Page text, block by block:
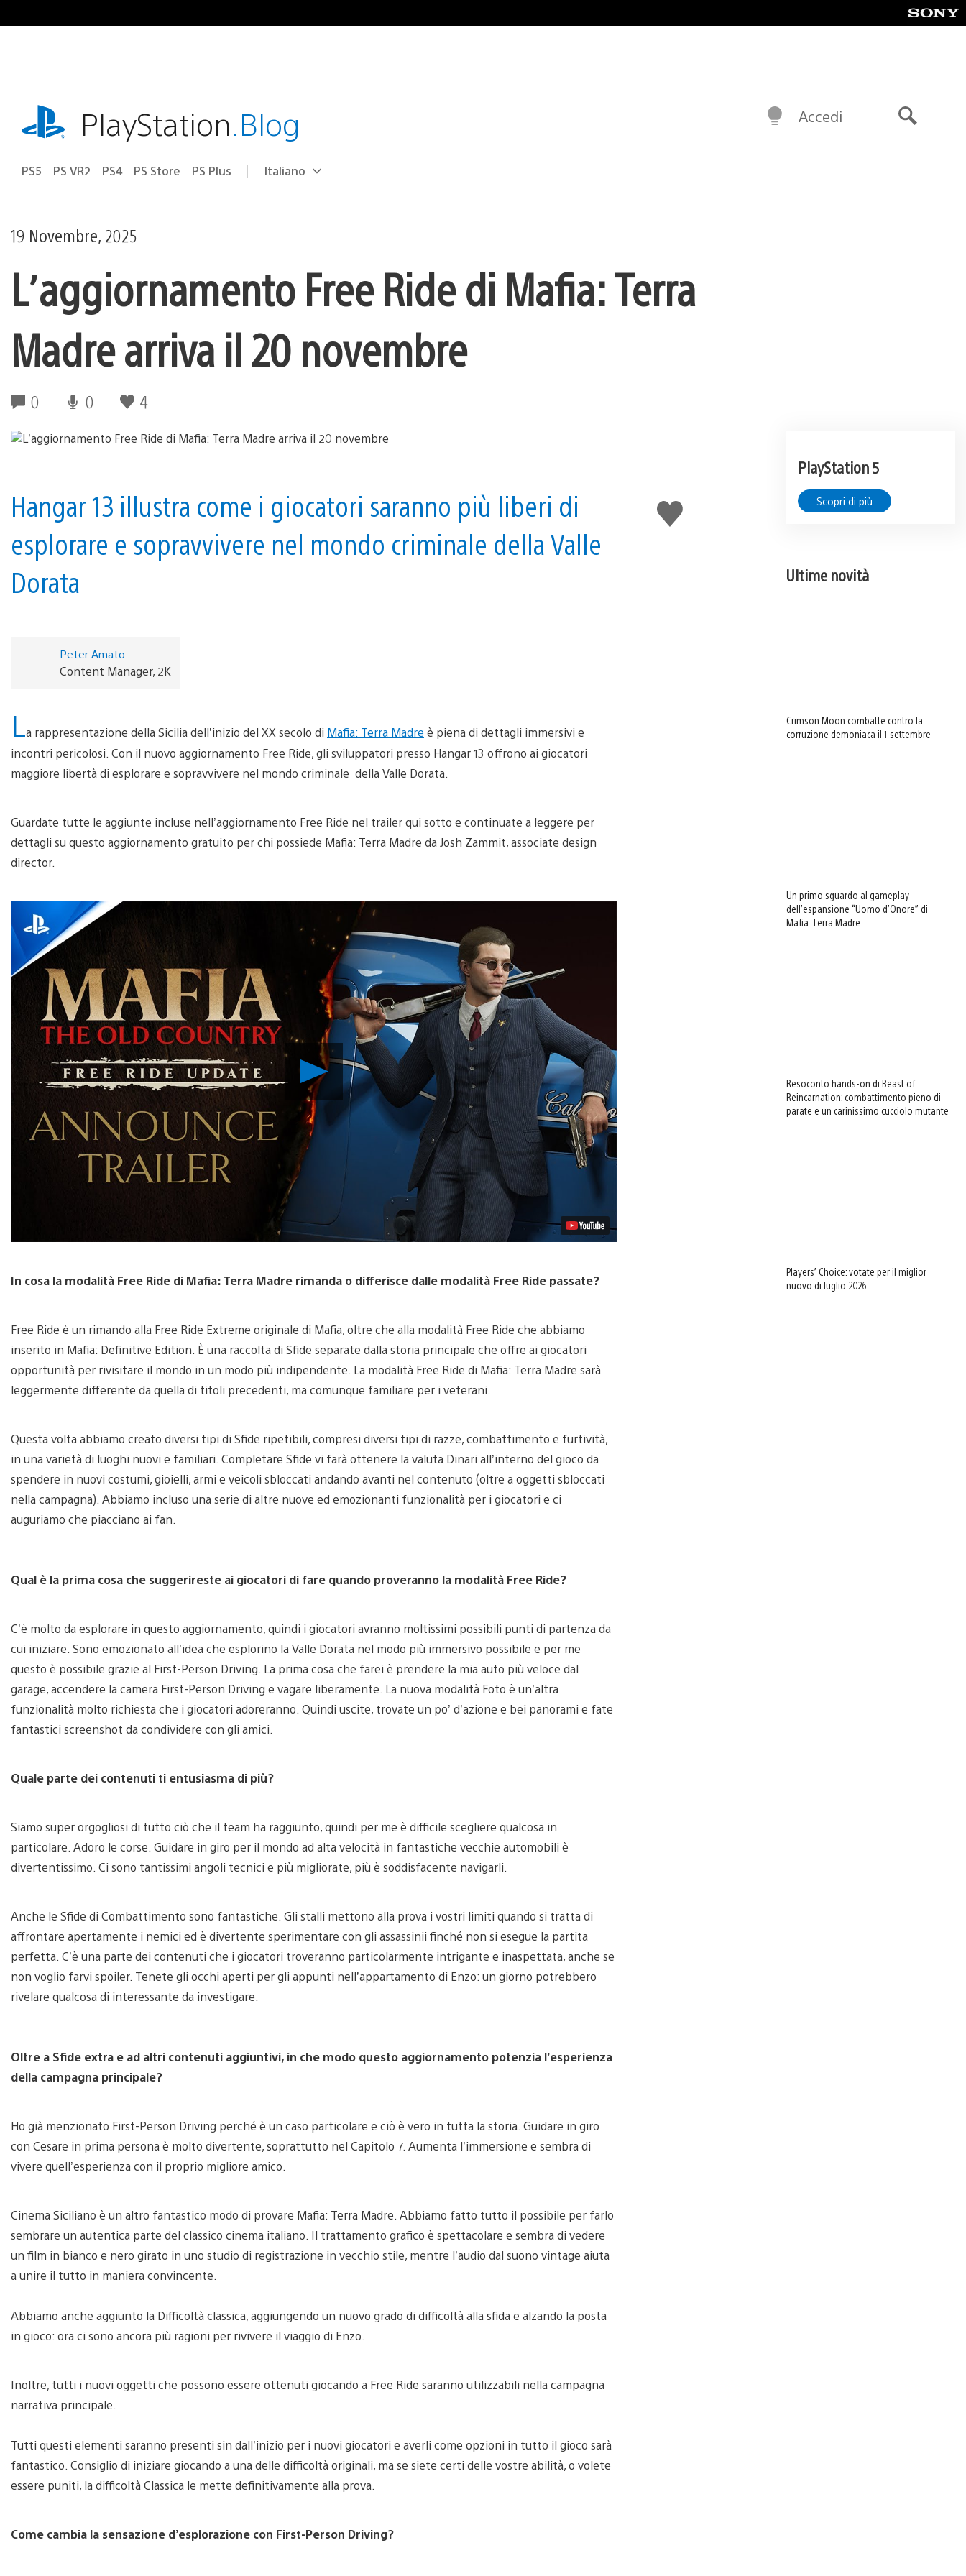
al
playstation.comPlayStation.Blog
PS5 PS VR2 PS4 PS Store PS Plus Seleziona
Regione
Italiano
Accedi
19 Novembre, 2025
L’aggiornamento Free Ride di Mafia: Terra
Madre arriva il 20 novembre
0 0 4
Mi
piace
Hangar 13 illustra come i giocatori saranno più liberi di
esplorare e sopravvivere nel mondo criminale della Valle
Dorata
Peter Amato
Content Manager, 2K
La rappresentazione della Sicilia dell’inizio del XX secolo di Mafia: Terra Madre è piena di dettagli immersivi e
incontri pericolosi. Con il nuovo aggiornamento Free Ride, gli sviluppatori presso Hangar 13 offrono ai giocatori
maggiore libertà di esplorare e sopravvivere nel mondo criminale della Valle Dorata.
Guardate tutte le aggiunte incluse nell’aggiornamento Free Ride nel trailer qui sotto e continuate a leggere per
dettagli su questo aggiornamento gratuito per chi possiede Mafia: Terra Madre da Josh Zammit, associate design
director.
Riproduci
video
In cosa la modalità Free Ride di Mafia: Terra Madre rimanda o differisce dalle modalità Free Ride passate?
Free Ride è un rimando alla Free Ride Extreme originale di Mafia, oltre che alla modalità Free Ride che abbiamo
inserito in Mafia: Definitive Edition. È una raccolta di Sfide separate dalla storia principale che offre ai giocatori
opportunità per rivisitare il mondo in un modo più indipendente. La modalità Free Ride di Mafia: Terra Madre sarà
leggermente differente da quella di titoli precedenti, ma comunque familiare per i veterani.
Questa volta abbiamo creato diversi tipi di Sfide ripetibili, compresi diversi tipi di razze, combattimento e furtività,
in una varietà di luoghi nuovi e familiari. Completare Sfide vi farà ottenere la valuta Dinari all’interno del gioco da
spendere in nuovi costumi, gioielli, armi e veicoli sbloccati andando avanti nel contenuto (oltre a oggetti sbloccati
nella campagna). Abbiamo incluso una serie di altre nuove ed emozionanti funzionalità per i giocatori e ci
auguriamo che piacciano ai fan.
Qual è la prima cosa che suggerireste ai giocatori di fare quando proveranno la modalità Free Ride?
C’è molto da esplorare in questo aggiornamento, quindi i giocatori avranno moltissimi possibili punti di partenza da
cui iniziare. Sono emozionato all’idea che esplorino la Valle Dorata nel modo più immersivo possibile e per me
questo è possibile grazie al First-Person Driving. La prima cosa che farei è prendere la mia auto più veloce dal
garage, accendere la camera First-Person Driving e vagare liberamente. La nuova modalità Foto è un’altra
funzionalità molto richiesta che i giocatori adoreranno. Quindi uscite, trovate un po’ d’azione e bei panorami e fate
fantastici screenshot da condividere con gli amici.
Quale parte dei contenuti ti entusiasma di più?
Siamo super orgogliosi di tutto ciò che il team ha raggiunto, quindi per me è difficile scegliere qualcosa in
particolare. Adoro le corse. Guidare in giro per il mondo ad alta velocità in fantastiche vecchie automobili è
divertentissimo. Ci sono tantissimi angoli tecnici e più migliorate, più è soddisfacente navigarli.
Anche le Sfide di Combattimento sono fantastiche. Gli stalli mettono alla prova i vostri limiti quando si tratta di
affrontare apertamente i nemici ed è divertente sperimentare con gli assassinii finché non si esegue la partita
perfetta. C’è una parte dei contenuti che i giocatori troveranno particolarmente intrigante e inaspettata, anche se
non voglio farvi spoiler. Tenete gli occhi aperti per gli appunti nell’appartamento di Enzo: un giorno potrebbero
rivelare qualcosa di interessante da investigare.
Oltre a Sfide extra e ad altri contenuti aggiuntivi, in che modo questo aggiornamento potenzia l’esperienza
della campagna principale?
Ho già menzionato First-Person Driving perché è un caso particolare e ciò è vero in tutta la storia. Guidare in giro
con Cesare in prima persona è molto divertente, soprattutto nel Capitolo 7. Aumenta l’immersione e sembra di
vivere quell’esperienza con il proprio migliore amico.
Cinema Siciliano è un altro fantastico modo di provare Mafia: Terra Madre. Abbiamo fatto tutto il possibile per farlo
sembrare un autentica parte del classico cinema italiano. Il trattamento grafico è spettacolare e sembra di vedere
un film in bianco e nero girato in uno studio di registrazione in vecchio stile, mentre l’audio dal suono vintage aiuta
a unire il tutto in maniera convincente.
Abbiamo anche aggiunto la Difficoltà classica, aggiungendo un nuovo grado di difficoltà alla sfida e alzando la posta
in gioco: ora ci sono ancora più ragioni per rivivere il viaggio di Enzo.
Inoltre, tutti i nuovi oggetti che possono essere ottenuti giocando a Free Ride saranno utilizzabili nella campagna
narrativa principale.
Tutti questi elementi saranno presenti sin dall’inizio per i nuovi giocatori e averli come opzioni in tutto il gioco sarà
fantastico. Consiglio di iniziare giocando a una delle difficoltà originali, ma se siete certi delle vostre abilità, o volete
essere puniti, la difficoltà Classica le mette definitivamente alla prova.
Come cambia la sensazione d’esplorazione con First-Person Driving?
PlayStation 5
Scopri di più
Ultime novità
Crimson Moon combatte contro la
corruzione demoniaca il 1 settembre
Un primo sguardo al gameplay
dell’espansione “Uomo d’Onore” di
Mafia: Terra Madre
Resoconto hands-on di Beast of
Reincarnation: combattimento pieno di
parate e un carinissimo cucciolo mutante
Players’ Choice: votate per il miglior
nuovo di luglio 2026